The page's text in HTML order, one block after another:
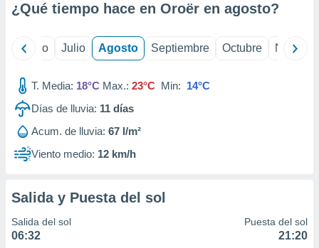
de
¿Qué tiempo hace en Oroër en agosto?
Junio Julio Agosto Septiembre Octubre
T. Media: 18°C Max.: 23°C Min: 14°C
Días de lluvia: 11 días
Acum. de lluvia: 67 l/m²
Viento medio: 12 km/h
Salida y Puesta del sol
Salida del sol
06:32
Puesta del sol
21:20